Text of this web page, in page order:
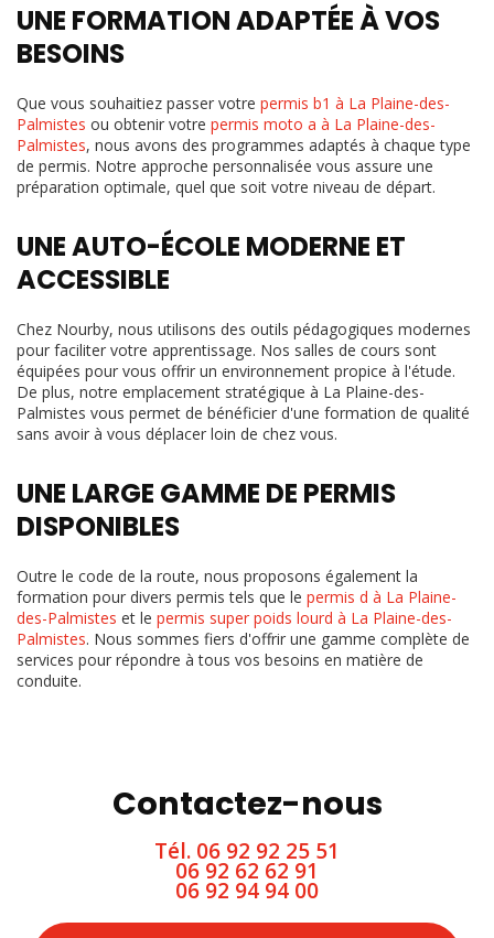
UNE FORMATION ADAPTÉE À VOS
BESOINS
Que vous souhaitiez passer votre permis b1 à La Plaine-des-
Palmistes ou obtenir votre permis moto a à La Plaine-des-
Palmistes, nous avons des programmes adaptés à chaque type
de permis. Notre approche personnalisée vous assure une
préparation optimale, quel que soit votre niveau de départ.
UNE AUTO-ÉCOLE MODERNE ET
ACCESSIBLE
Chez Nourby, nous utilisons des outils pédagogiques modernes
pour faciliter votre apprentissage. Nos salles de cours sont
équipées pour vous offrir un environnement propice à l'étude.
De plus, notre emplacement stratégique à La Plaine-des-
Palmistes vous permet de bénéficier d'une formation de qualité
sans avoir à vous déplacer loin de chez vous.
UNE LARGE GAMME DE PERMIS
DISPONIBLES
Outre le code de la route, nous proposons également la
formation pour divers permis tels que le permis d à La Plaine-
des-Palmistes et le permis super poids lourd à La Plaine-des-
Palmistes. Nous sommes fiers d'offrir une gamme complète de
services pour répondre à tous vos besoins en matière de
conduite.
Contactez-nous
Tél. 06 92 92 25 51
06 92 62 62 91
06 92 94 94 00